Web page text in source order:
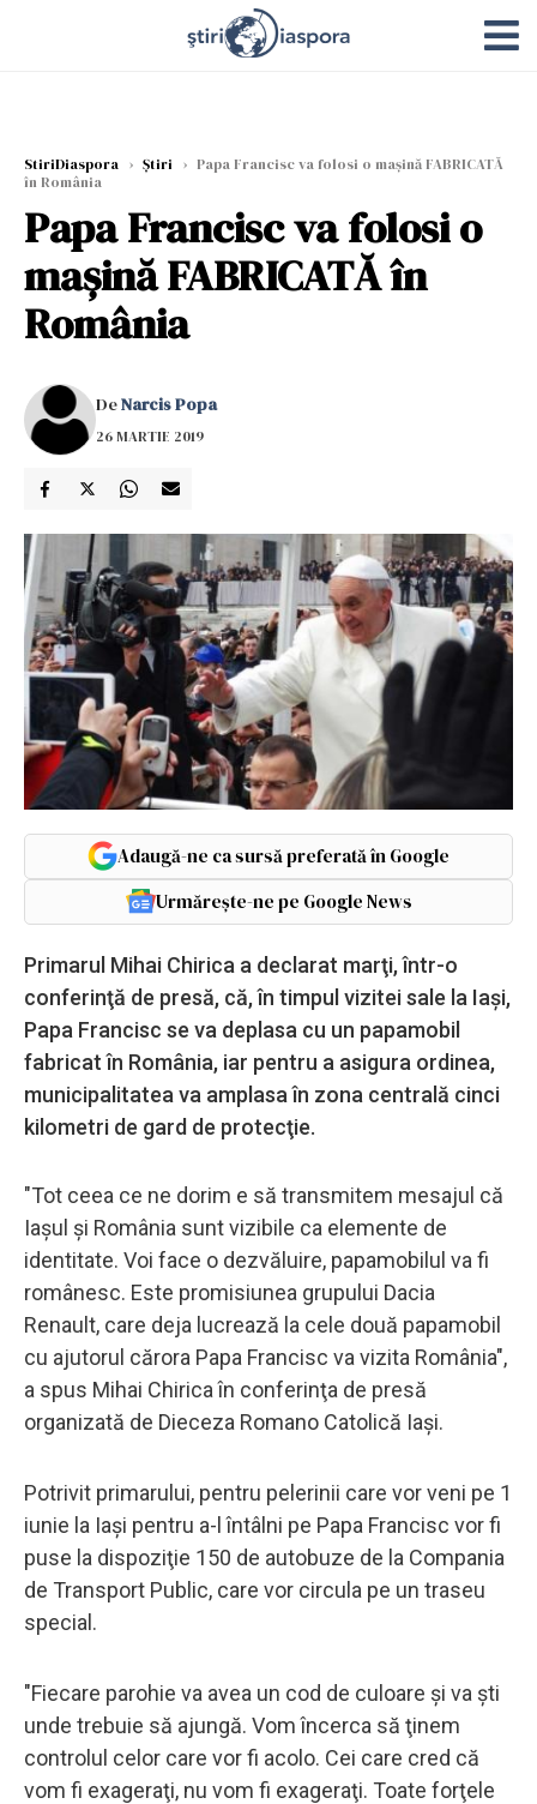
StiriDiaspora › Știri › Papa Francisc va folosi o mașină FABRICATĂ
în România
Papa Francisc va folosi o
mașină FABRICATĂ în
România
DeNarcis Popa
26 MARTIE 2019
Adaugă-ne ca sursă preferată în Google
Urmărește-ne pe Google News
Primarul Mihai Chirica a declarat marţi, într-o
conferinţă de presă, că, în timpul vizitei sale la Iaşi,
Papa Francisc se va deplasa cu un papamobil
fabricat în România, iar pentru a asigura ordinea,
municipalitatea va amplasa în zona centrală cinci
kilometri de gard de protecţie.
"Tot ceea ce ne dorim e să transmitem mesajul că
Iaşul şi România sunt vizibile ca elemente de
identitate. Voi face o dezvăluire, papamobilul va fi
românesc. Este promisiunea grupului Dacia
Renault, care deja lucrează la cele două papamobil
cu ajutorul cărora Papa Francisc va vizita România",
a spus Mihai Chirica în conferinţa de presă
organizată de Dieceza Romano Catolică Iaşi.
Potrivit primarului, pentru pelerinii care vor veni pe 1
iunie la Iaşi pentru a-l întâlni pe Papa Francisc vor fi
puse la dispoziţie 150 de autobuze de la Compania
de Transport Public, care vor circula pe un traseu
special.
"Fiecare parohie va avea un cod de culoare şi va şti
unde trebuie să ajungă. Vom încerca să ţinem
controlul celor care vor fi acolo. Cei care cred că
vom fi exageraţi, nu vom fi exageraţi. Toate forţele